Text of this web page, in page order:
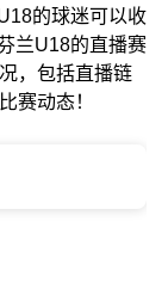
的球迷可以收
兰U18的直播赛
，包括直播链
赛动态！